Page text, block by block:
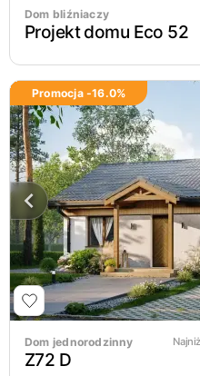
Dom bliźniaczy
Projekt domu Eco 52
Promocja -16.0%
Dom jednorodzinny
Z72 D